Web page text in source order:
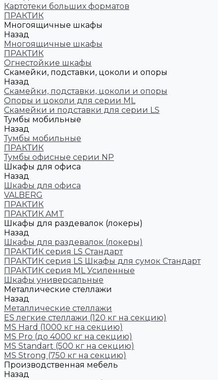
Картотеки больших форматов
ПРАКТИК
Многоящичные шкафы
Назад
Многоящичные шкафы
ПРАКТИК
Огнестойкие шкафы
Скамейки, подставки, цоколи и опоры
Назад
Скамейки, подставки, цоколи и опоры
Опоры и цоколи для серии ML
Скамейки и подставки для серии LS
Тумбы мобильные
Назад
Тумбы мобильные
ПРАКТИК
Тумбы офисные серии NP
Шкафы для офиса
Назад
Шкафы для офиса
VALBERG
ПРАКТИК
ПРАКТИК AMT
Шкафы для раздевалок (локеры)
Назад
Шкафы для раздевалок (локеры)
ПРАКТИК cерия LS Стандарт
ПРАКТИК серия LS Шкафы для сумок Стандарт
ПРАКТИК серия ML Усиленные
Шкафы универсальные
Металлические стеллажи
Назад
Металлические стеллажи
ES легкие стеллажи (120 кг на секцию)
MS Hard (1000 кг на секцию)
MS Pro (до 4000 кг на секцию)
MS Standart (500 кг на секцию)
MS Strong (750 кг на секцию)
Производственная мебель
Назад